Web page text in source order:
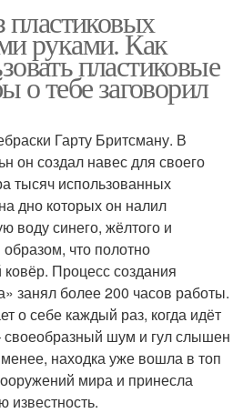
пластиковых
руками. Как
пластиковые
о тебе заговорил
Гарту Бритсману. В
он создал навес для своего
тысяч использованных
дно которых он налил
воду синего, жёлтого и
образом, что полотно
Процесс создания
занял более 200 часов работы.
о себе каждый раз, когда идёт
своеобразный шум и гул слышен
находка уже вошла в топ
мира и принесла
известность.